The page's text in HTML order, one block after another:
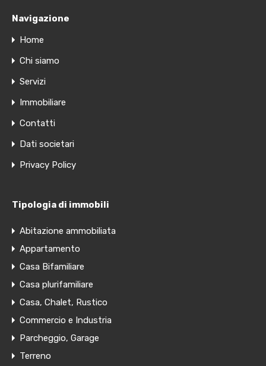
Navigazione
Home
Chi siamo
Servizi
Immobiliare
Contatti
Dati societari
Privacy Policy
Tipologia di immobili
Abitazione ammobiliata
Appartamento
Casa Bifamiliare
Casa plurifamiliare
Casa, Chalet, Rustico
Commercio e Industria
Parcheggio, Garage
Terreno